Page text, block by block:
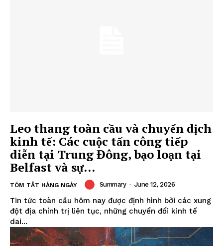
Leo thang toàn cầu và chuyển dịch
kinh tế: Các cuộc tấn công tiếp
diễn tại Trung Đông, bạo loạn tại
Belfast và sự...
TÓM TẮT HÀNG NGÀY Summary - June 12, 2026
Tin tức toàn cầu hôm nay được định hình bởi các xung
đột địa chính trị liên tục, những chuyển đổi kinh tế
dai...